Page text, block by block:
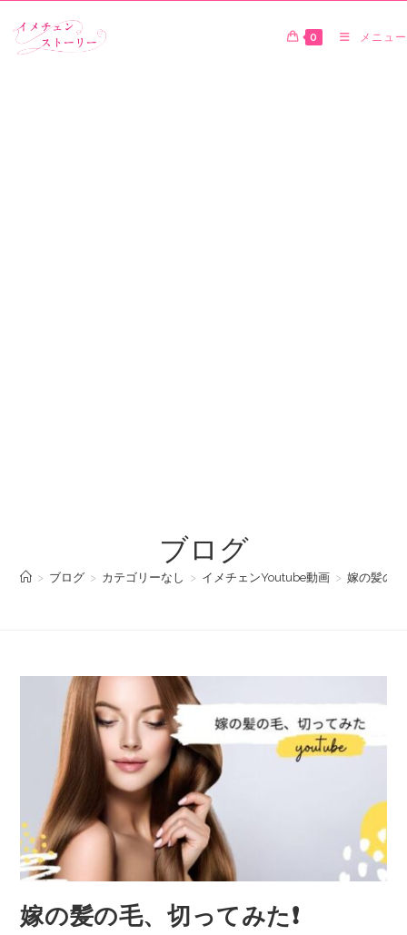
0 メニュー
ブログ
> ブログ > カテゴリーなし > イメチェンYoutube動画 > 嫁の髪の毛
嫁の髪の毛、切ってみた❗️